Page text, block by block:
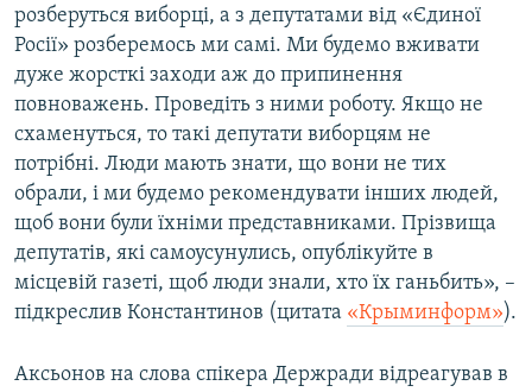
розберуться виборці, а з депутатами від «Єдиної
Росії» розберемось ми самі. Ми будемо вживати
дуже жорсткі заходи аж до припинення
повноважень. Проведіть з ними роботу. Якщо не
схаменуться, то такі депутати виборцям не
потрібні. Люди мають знати, що вони не тих
обрали, і ми будемо рекомендувати інших людей,
щоб вони були їхніми представниками. Прізвища
депутатів, які самоусунулись, опублікуйте в
місцевій газеті, щоб люди знали, хто їх ганьбить», –
підкреслив Константинов (цитата «Крыминформ»).
Аксьонов на слова спікера Держради відреагував в